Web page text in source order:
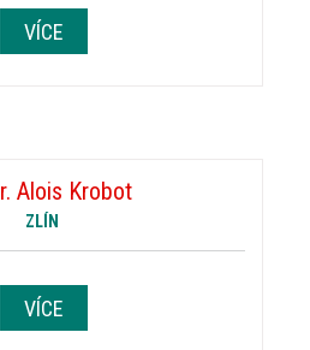
VÍCE
Alois Krobot
ZLÍN
VÍCE